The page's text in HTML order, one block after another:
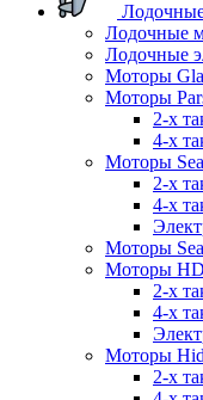
Лодочные
Лодочные
Моторы
Моторы
2-х
4-х
Моторы
2-х
4-х
Моторы
Моторы
2-х
4-х
Моторы
2-х